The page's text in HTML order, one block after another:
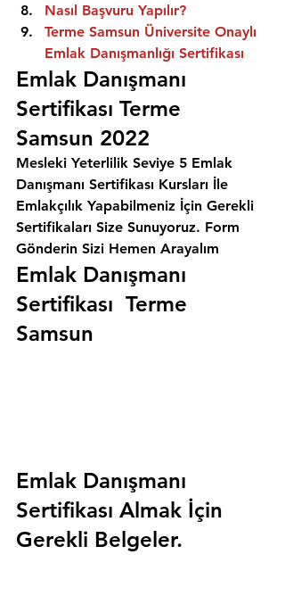
Nasıl Başvuru Yapılır?
Terme Samsun Üniversite Onaylı
Emlak Danışmanlığı Sertifikası
Emlak Danışmanı
Sertifikası Terme
Samsun 2022
Mesleki Yeterlilik Seviye 5 Emlak
Danışmanı Sertifikası Kursları İle
Emlakçılık Yapabilmeniz İçin Gerekli
Sertifikaları Size Sunuyoruz. Form
Gönderin Sizi Hemen Arayalım
Emlak Danışmanı
Sertifikası  Terme
Samsun
Emlak Danışmanı
Sertifikası Almak İçin
Gerekli Belgeler.